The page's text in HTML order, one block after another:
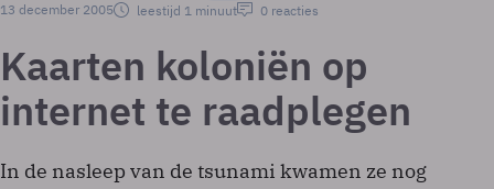
13 december 2005
leestijd 1 minuut 0 reacties
Kaarten koloniën op
internet te raadplegen
In de nasleep van de tsunami kwamen ze nog